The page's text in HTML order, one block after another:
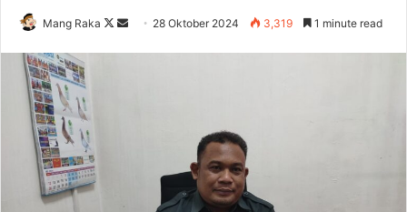
Mang Raka
Follow
Send 28 Oktober 2024 3,319 1 minute read